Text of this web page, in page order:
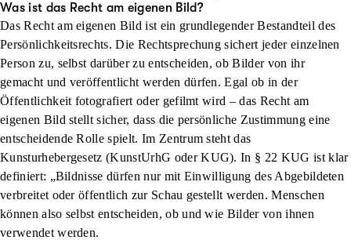
Was ist das Recht am eigenen Bild?
Das Recht am eigenen Bild ist ein grundlegender Bestandteil des
Persönlichkeitsrechts. Die Rechtsprechung sichert jeder einzelnen
Person zu, selbst darüber zu entscheiden, ob Bilder von ihr
gemacht und veröffentlicht werden dürfen. Egal ob in der
Öffentlichkeit fotografiert oder gefilmt wird – das Recht am
eigenen Bild stellt sicher, dass die persönliche Zustimmungeine
entscheidende Rolle spielt. Im Zentrum steht das
Kunsturhebergesetz (KunstUrhG oder KUG). In § 22 KUG ist klar
definiert: „Bildnisse dürfen nur mit Einwilligung des Abgebildeten
verbreitet oder öffentlich zur Schau gestellt werden. Menschen
können also selbst entscheiden, ob und wie Bilder von ihnen
verwendet werden.